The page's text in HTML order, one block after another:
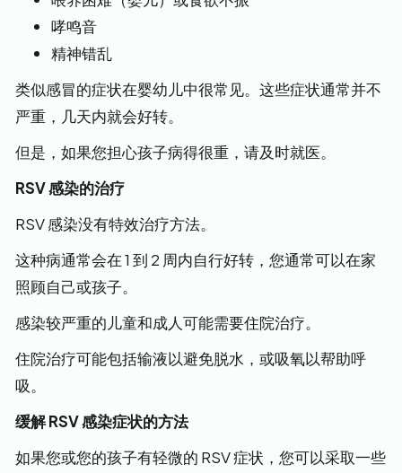
哮鸣音
精神错乱
类似感冒的症状在婴幼儿中很常见。这些症状通常并不
严重，几天内就会好转。
但是，如果您担心孩子病得很重，请及时就医。
RSV 感染的治疗
RSV 感染没有特效治疗方法。
这种病通常会在 1 到 2 周内自行好转，您通常可以在家
照顾自己或孩子。
感染较严重的儿童和成人可能需要住院治疗。
住院治疗可能包括输液以避免脱水，或吸氧以帮助呼
吸。
缓解 RSV 感染症状的方法
如果您或您的孩子有轻微的 RSV 症状，您可以采取一些